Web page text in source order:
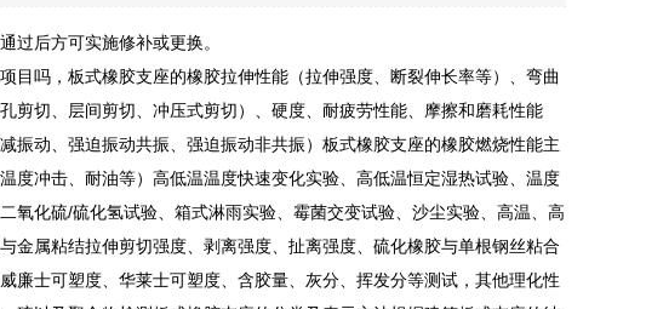
过后方可实施修补或更换。
吗，板式橡胶支座的橡胶拉伸性能（拉伸强度、断裂伸长率等）、弯曲
剪切、层间剪切、冲压式剪切）、硬度、耐疲劳性能、摩擦和磨耗性能
振动、强迫振动共振、强迫振动非共振）板式橡胶支座的橡胶燃烧性能主
度冲击、耐油等）高低温温度快速变化实验、高低温恒定湿热试验、温度
氧化硫/硫化氢试验、箱式淋雨实验、霉菌交变试验、沙尘实验、高温、高
金属粘结拉伸剪切强度、剥离强度、扯离强度、硫化橡胶与单根钢丝粘合
廉士可塑度、华莱士可塑度、含胶量、灰分、挥发分等测试，其他理化性